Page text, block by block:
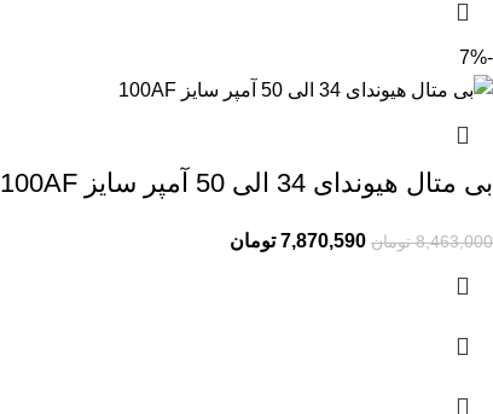
-7%
بی متال هیوندای 34 الی 50 آمپر سایز 100AF
8,463,000 تومان 7,870,590 تومان